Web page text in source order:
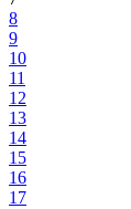
8
9
10
11
12
13
14
15
16
17